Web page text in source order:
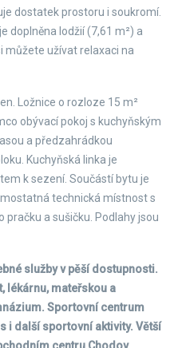
dostatek prostoru i soukromí.
doplněna lodžií (7,61 m²) a
můžete užívat relaxaci na
Ložnice o rozloze 15 m²
obývací pokoj s kuchyňským
a předzahrádkou
Kuchyňská linka je
k sezení. Součástí bytu je
technická místnost s
a sušičku. Podlahy jsou
služby v pěší dostupnosti.
lékárnu, mateřskou a
Sportovní centrum
i další sportovní aktivity. Větší